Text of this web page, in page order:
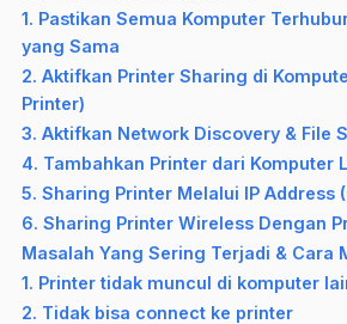
1. Pastikan Semua Komputer
yang Sama
2. Aktifkan Printer Sharing di
Printer)
3. Aktifkan Network Discovery & File
4. Tambahkan Printer dari Komputer
5. Sharing Printer Melalui IP Address
6. Sharing Printer Wireless Dengan
Masalah Yang Sering Terjadi & Cara
1. Printer tidak muncul di komputer
2. Tidak bisa connect ke printer